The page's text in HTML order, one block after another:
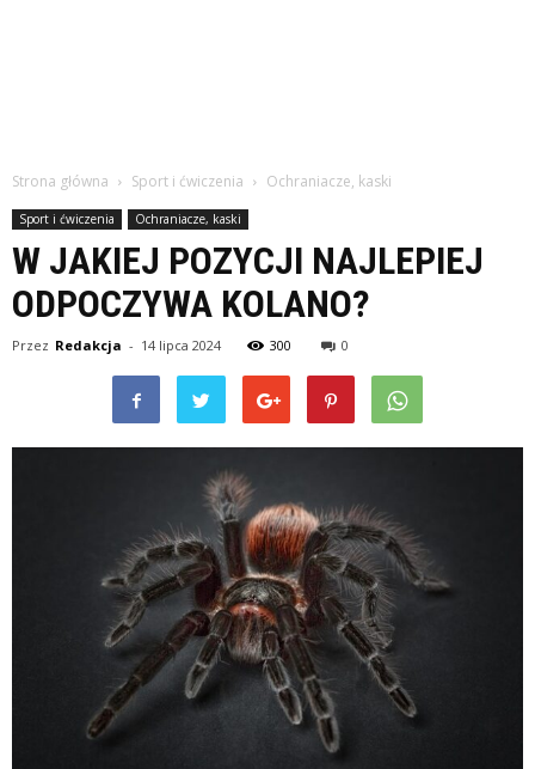
Strona główna Sport i ćwiczenia Ochraniacze, kaski
Sport i ćwiczenia Ochraniacze, kaski
W JAKIEJ POZYCJI NAJLEPIEJ
ODPOCZYWA KOLANO?
Przez Redakcja - 14 lipca 2024 300 0